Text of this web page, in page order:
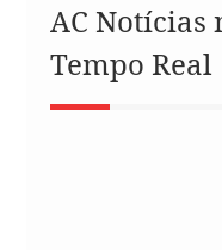
AC Notícias
Tempo Real